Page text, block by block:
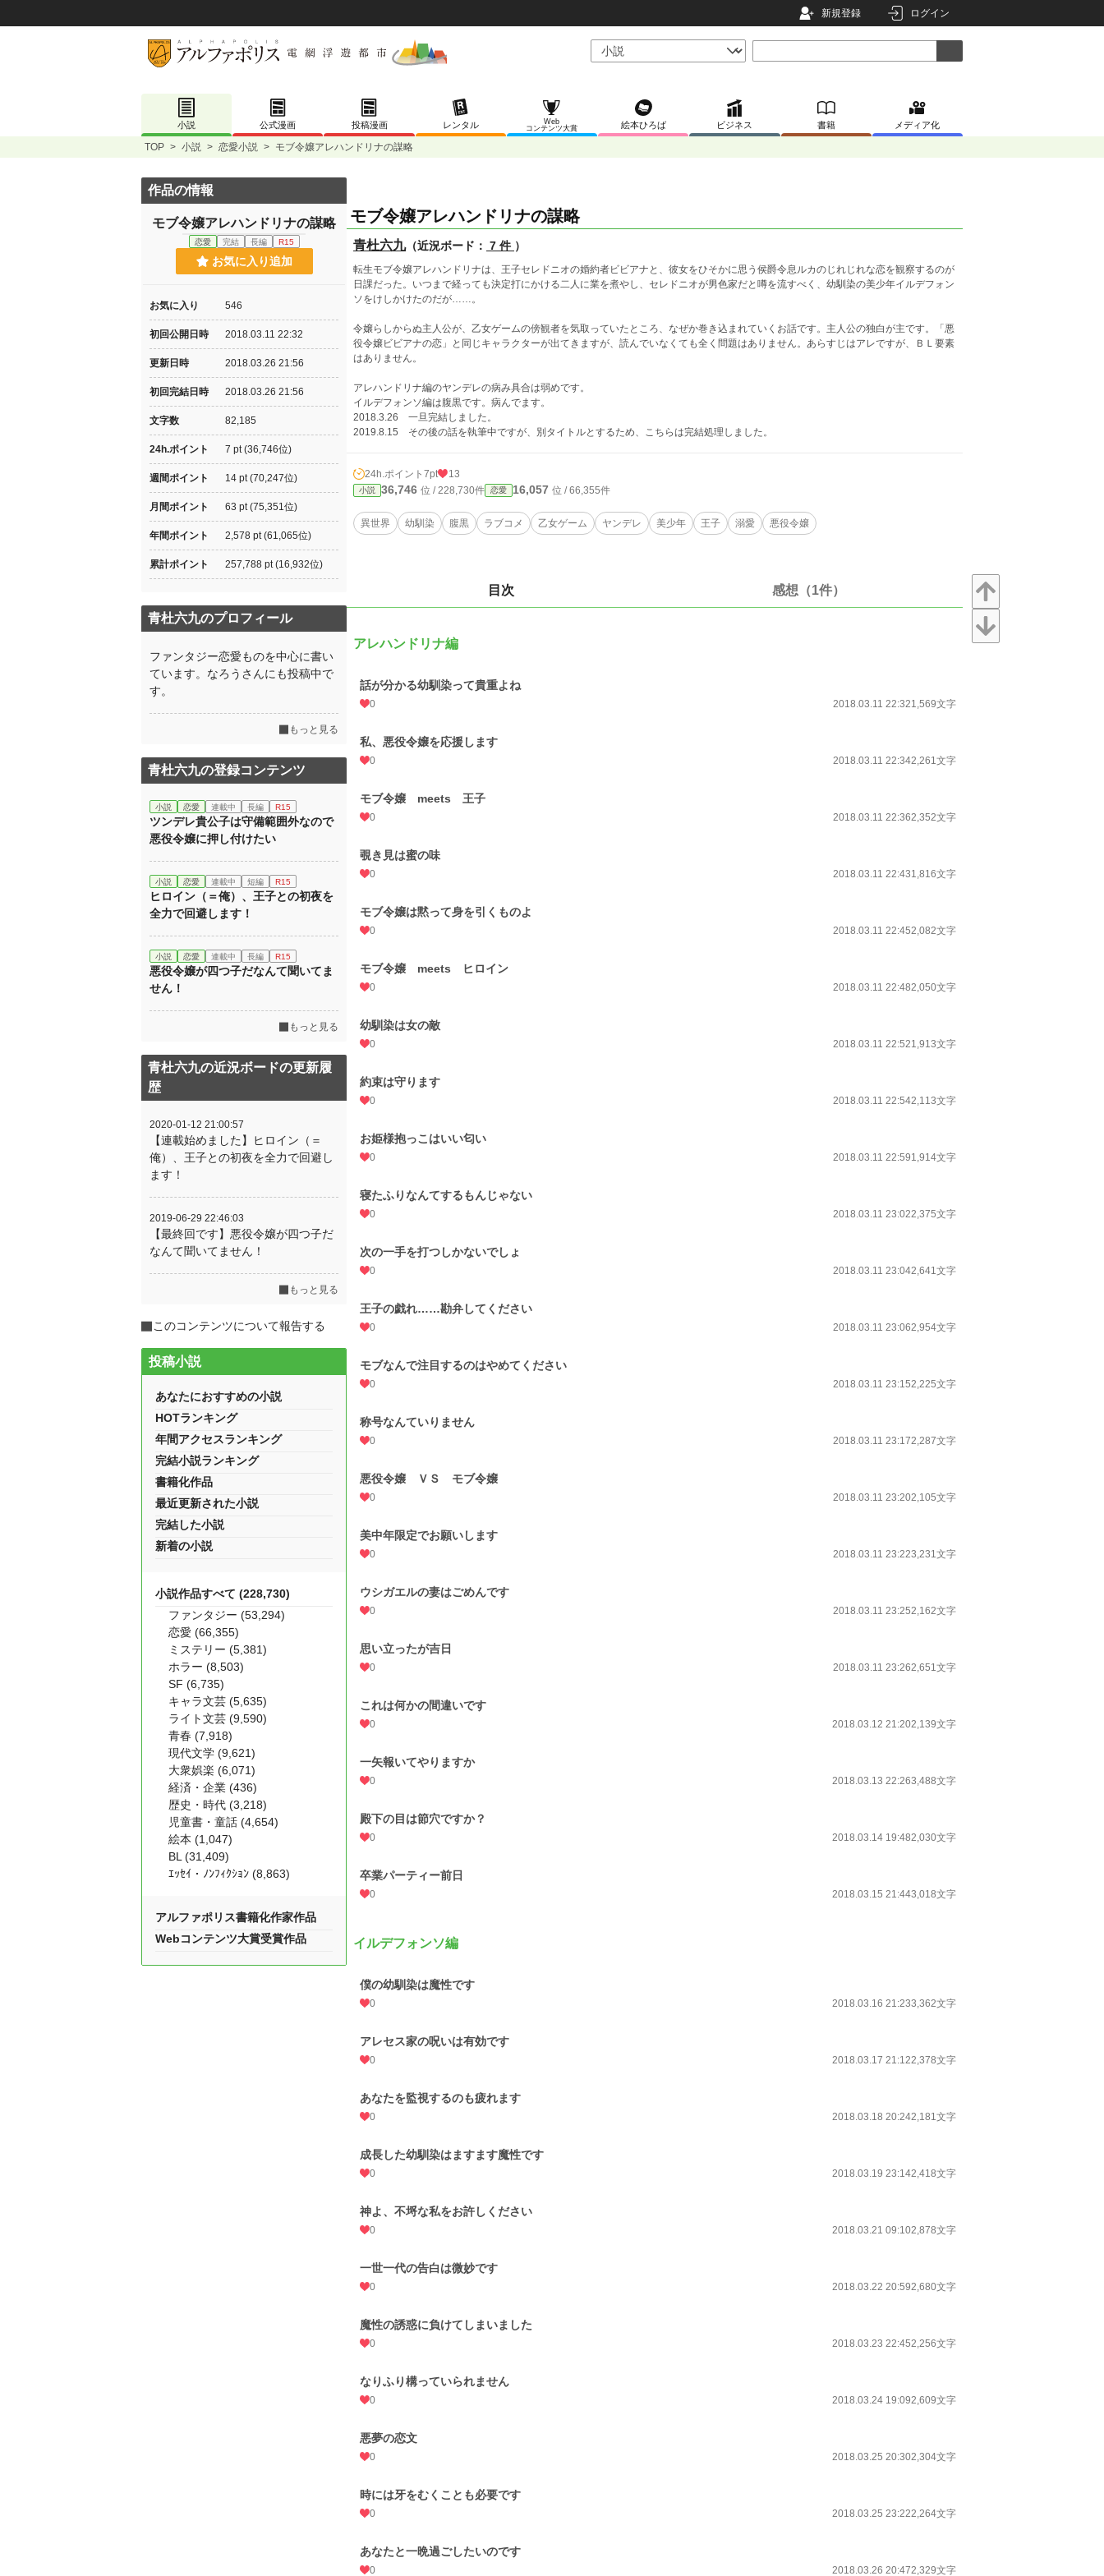
新規登録 ログイン
小説 公式漫画 投稿漫画 レンタル
Web
コンテンツ大賞
絵本ひろば ビジネス 書籍 メディア化
TOP > 小説 > 恋愛小説 > モブ令嬢アレハンドリナの謀略
モブ令嬢アレハンドリナの謀略
青杜六九（近況ボード： 7 件 ）
転生モブ令嬢アレハンドリナは、王子セレドニオの婚約者ビビアナと、彼女をひそかに思う侯爵令息ルカのじれじれな恋を観察するのが
日課だった。いつまで経っても決定打にかける二人に業を煮やし、セレドニオが男色家だと噂を流すべく、幼馴染の美少年イルデフォン
ソをけしかけたのだが……。
令嬢らしからぬ主人公が、乙女ゲームの傍観者を気取っていたところ、なぜか巻き込まれていくお話です。主人公の独白が主です。「悪
役令嬢ビビアナの恋」と同じキャラクターが出てきますが、読んでいなくても全く問題はありません。あらすじはアレですが、ＢＬ要素
はありません。
アレハンドリナ編のヤンデレの病み具合は弱めです。
イルデフォンソ編は腹黒です。病んでます。
2018.3.26 一旦完結しました。
2019.8.15 その後の話を執筆中ですが、別タイトルとするため、こちらは完結処理しました。
24h.ポイント 7pt 13
小説 36,746 位 / 228,730件 恋愛 16,057 位 / 66,355件
異世界 幼馴染 腹黒 ラブコメ 乙女ゲーム ヤンデレ 美少年 王子 溺愛 悪役令嬢
目次 感想（1件）
アレハンドリナ編
話が分かる幼馴染って貴重よね
0 2018.03.11 22:321,569文字
私、悪役令嬢を応援します
0 2018.03.11 22:342,261文字
モブ令嬢 meets 王子
0 2018.03.11 22:362,352文字
覗き見は蜜の味
0 2018.03.11 22:431,816文字
モブ令嬢は黙って身を引くものよ
0 2018.03.11 22:452,082文字
モブ令嬢 meets ヒロイン
0 2018.03.11 22:482,050文字
幼馴染は女の敵
0 2018.03.11 22:521,913文字
約束は守ります
0 2018.03.11 22:542,113文字
お姫様抱っこはいい匂い
0 2018.03.11 22:591,914文字
寝たふりなんてするもんじゃない
0 2018.03.11 23:022,375文字
次の一手を打つしかないでしょ
0 2018.03.11 23:042,641文字
王子の戯れ……勘弁してください
0 2018.03.11 23:062,954文字
モブなんで注目するのはやめてください
0 2018.03.11 23:152,225文字
称号なんていりません
0 2018.03.11 23:172,287文字
悪役令嬢 ＶＳ モブ令嬢
0 2018.03.11 23:202,105文字
美中年限定でお願いします
0 2018.03.11 23:223,231文字
ウシガエルの妻はごめんです
0 2018.03.11 23:252,162文字
思い立ったが吉日
0 2018.03.11 23:262,651文字
これは何かの間違いです
0 2018.03.12 21:202,139文字
一矢報いてやりますか
0 2018.03.13 22:263,488文字
殿下の目は節穴ですか？
0 2018.03.14 19:482,030文字
卒業パーティー前日
0 2018.03.15 21:443,018文字
イルデフォンソ編
僕の幼馴染は魔性です
0 2018.03.16 21:233,362文字
アレセス家の呪いは有効です
0 2018.03.17 21:122,378文字
あなたを監視するのも疲れます
0 2018.03.18 20:242,181文字
成長した幼馴染はますます魔性です
0 2018.03.19 23:142,418文字
神よ、不埒な私をお許しください
0 2018.03.21 09:102,878文字
一世一代の告白は微妙です
0 2018.03.22 20:592,680文字
魔性の誘惑に負けてしまいました
0 2018.03.23 22:452,256文字
なりふり構っていられません
0 2018.03.24 19:092,609文字
悪夢の恋文
0 2018.03.25 20:302,304文字
時には牙をむくことも必要です
0 2018.03.25 23:222,264文字
あなたと一晩過ごしたいのです
0 2018.03.26 20:472,329文字
作品の情報
モブ令嬢アレハンドリナの謀略
恋愛 完結 長編 R15
お気に入り追加
お気に入り 546
初回公開日時 2018.03.11 22:32
更新日時 2018.03.26 21:56
初回完結日時 2018.03.26 21:56
文字数 82,185
24h.ポイント 7 pt (36,746位)
週間ポイント 14 pt (70,247位)
月間ポイント 63 pt (75,351位)
年間ポイント 2,578 pt (61,065位)
累計ポイント 257,788 pt (16,932位)
青杜六九のプロフィール
ファンタジー恋愛ものを中心に書い
ています。なろうさんにも投稿中で
す。
もっと見る
青杜六九の登録コンテンツ
小説 恋愛 連載中 長編 R15
ツンデレ貴公子は守備範囲外なので
悪役令嬢に押し付けたい
小説 恋愛 連載中 短編 R15
ヒロイン（＝俺）、王子との初夜を
全力で回避します！
小説 恋愛 連載中 長編 R15
悪役令嬢が四つ子だなんて聞いてま
せん！
もっと見る
青杜六九の近況ボードの更新履
歴
2020-01-12 21:00:57
【連載始めました】ヒロイン（＝
俺）、王子との初夜を全力で回避し
ます！
2019-06-29 22:46:03
【最終回です】悪役令嬢が四つ子だ
なんて聞いてません！
もっと見る
このコンテンツについて報告する
投稿小説
あなたにおすすめの小説
HOTランキング
年間アクセスランキング
完結小説ランキング
書籍化作品
最近更新された小説
完結した小説
新着の小説
小説作品すべて (228,730)
ファンタジー (53,294)
恋愛 (66,355)
ミステリー (5,381)
ホラー (8,503)
SF (6,735)
キャラ文芸 (5,635)
ライト文芸 (9,590)
青春 (7,918)
現代文学 (9,621)
大衆娯楽 (6,071)
経済・企業 (436)
歴史・時代 (3,218)
児童書・童話 (4,654)
絵本 (1,047)
BL (31,409)
ｴｯｾｲ・ﾉﾝﾌｨｸｼｮﾝ (8,863)
アルファポリス書籍化作家作品
Webコンテンツ大賞受賞作品